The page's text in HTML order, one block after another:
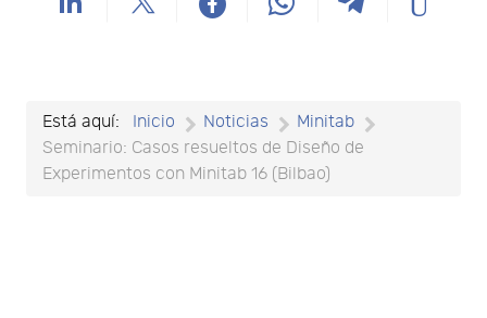
Está aquí: Inicio Noticias
Minitab
Seminario: Casos resueltos de Diseño de
Experimentos con Minitab 16 (Bilbao)